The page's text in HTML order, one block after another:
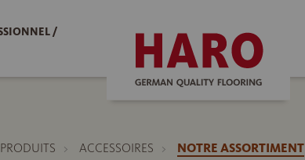
/
PRODUITS ACCESSOIRES NOTRE ASSORTIMENT